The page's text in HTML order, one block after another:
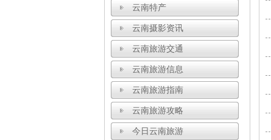
云南特产
云南摄影资讯
云南旅游交通
云南旅游信息
云南旅游指南
云南旅游攻略
今日云南旅游